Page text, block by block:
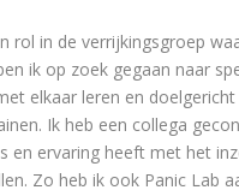
rol in de verrijkingsgroep
ik op zoek gegaan naar
elkaar leren en
Ik heb een collega
en ervaring heeft met het
Zo heb ik ook Panic Lab